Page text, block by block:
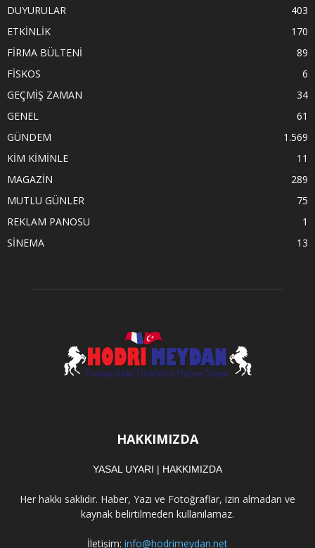
DUYURULAR
403
ETKİNLİK
170
FİRMA BÜLTENİ
89
FİSKOS
6
GEÇMİŞ ZAMAN
34
GENEL
61
GÜNDEM
1.569
KİM KİMİNLE
11
MAGAZİN
289
MUTLU GÜNLER
75
REKLAM PANOSU
1
SİNEMA
13
HAKKIMIZDA
YASAL UYARI | HAKKIMIZDA
Her hakkı saklıdır. Haber, Yazı ve Fotoğraflar, izin almadan ve
kaynak belirtilmeden kullanılamaz.
İletişim: info@hodrimeydan.net